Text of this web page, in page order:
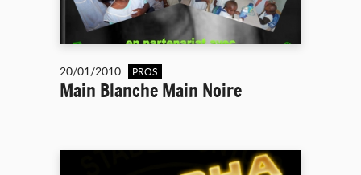
20/01/2010 PROS
Main Blanche Main Noire